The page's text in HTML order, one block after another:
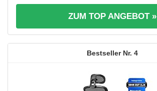
ZUM TOP ANGEBOT »
4